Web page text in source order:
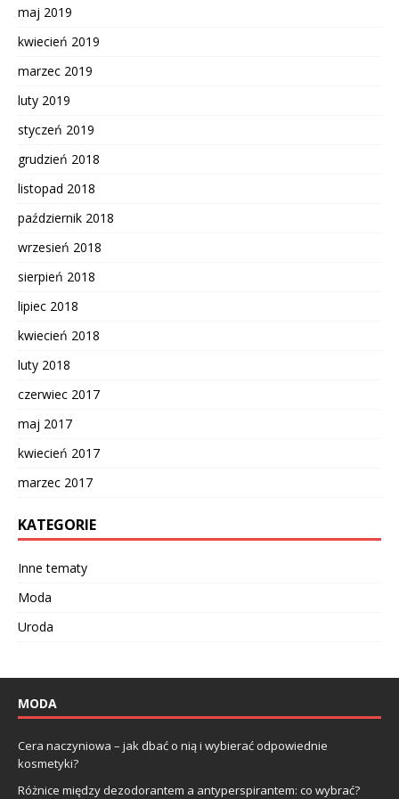
maj 2019
kwiecień 2019
marzec 2019
luty 2019
styczeń 2019
grudzień 2018
listopad 2018
październik 2018
wrzesień 2018
sierpień 2018
lipiec 2018
kwiecień 2018
luty 2018
czerwiec 2017
maj 2017
kwiecień 2017
marzec 2017
KATEGORIE
Inne tematy
Moda
Uroda
MODA
Cera naczyniowa – jak dbać o nią i wybierać odpowiednie
kosmetyki?
Różnice między dezodorantem a antyperspirantem: co wybrać?